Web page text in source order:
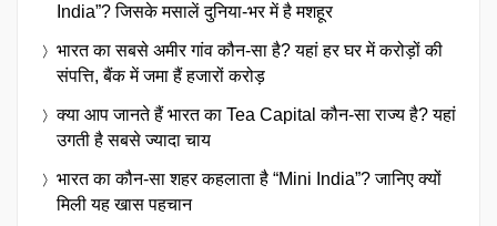
India”? जिसके मसालें दुनिया-भर में है मशहूर
भारत का सबसे अमीर गांव कौन-सा है? यहां हर घर में करोड़ों की
संपत्ति, बैंक में जमा हैं हजारों करोड़
क्या आप जानते हैं भारत का Tea Capital कौन-सा राज्य है? यहां
उगती है सबसे ज्यादा चाय
भारत का कौन-सा शहर कहलाता है “Mini India”? जानिए क्यों
मिली यह खास पहचान